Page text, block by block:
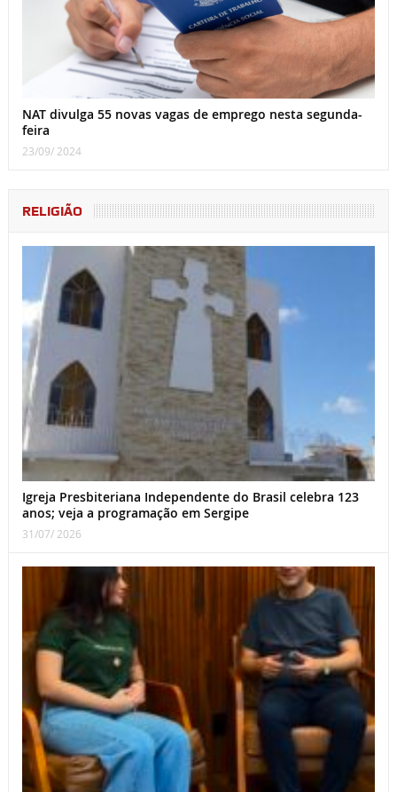
NAT divulga 55 novas vagas de emprego nesta segunda-
feira
23/09/ 2024
RELIGIÃO
Igreja Presbiteriana Independente do Brasil celebra 123
anos; veja a programação em Sergipe
31/07/ 2026